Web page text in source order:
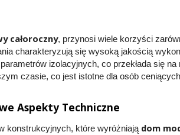
całoroczny, przynosi wiele korzyści
charakteryzują się wysoką jakością
izolacyjnych, co przekłada się
czasie, co jest istotne dla osób
Aspekty Techniczne
konstrukcyjnych, które wyróżniają dom